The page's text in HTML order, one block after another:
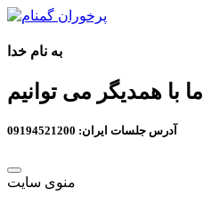
به نام خدا
ما با همدیگر می توانیم
آدرس جلسات ایران: 09194521200
منوی سایت